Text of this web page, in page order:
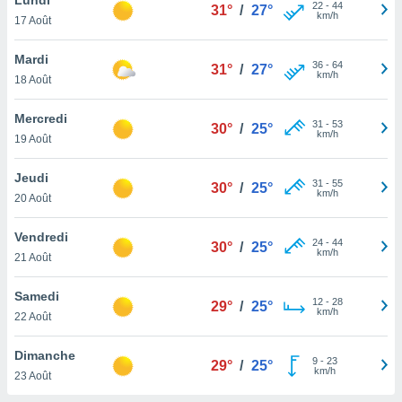
et
»,
au
vous
qu'ils
ou
le
ainsi
un
la
du
17 Août
31° / 27° 22- 44
km/h
Mardi
18 Août
31° / 27° 36- 64
km/h
Mercredi
19 Août
30° / 25° 31 - 53
km/h
Jeudi
20 Août
30° / 25° 31 - 55
km/h
Vendredi
21 Août
30° / 25° 24- 44
km/h
Samedi
22 Août
29° / 25° 12- 28
km/h
Dimanche
23 Août
29° / 25° 9- 23
km/h